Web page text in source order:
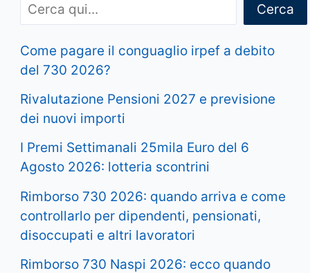
Cerca
Come pagare il conguaglio irpef a debito
del 730 2026?
Rivalutazione Pensioni 2027 e previsione
dei nuovi importi
I Premi Settimanali 25mila Euro del 6
Agosto 2026: lotteria scontrini
Rimborso 730 2026: quando arriva e come
controllarlo per dipendenti, pensionati,
disoccupati e altri lavoratori
Rimborso 730 Naspi 2026: ecco quando